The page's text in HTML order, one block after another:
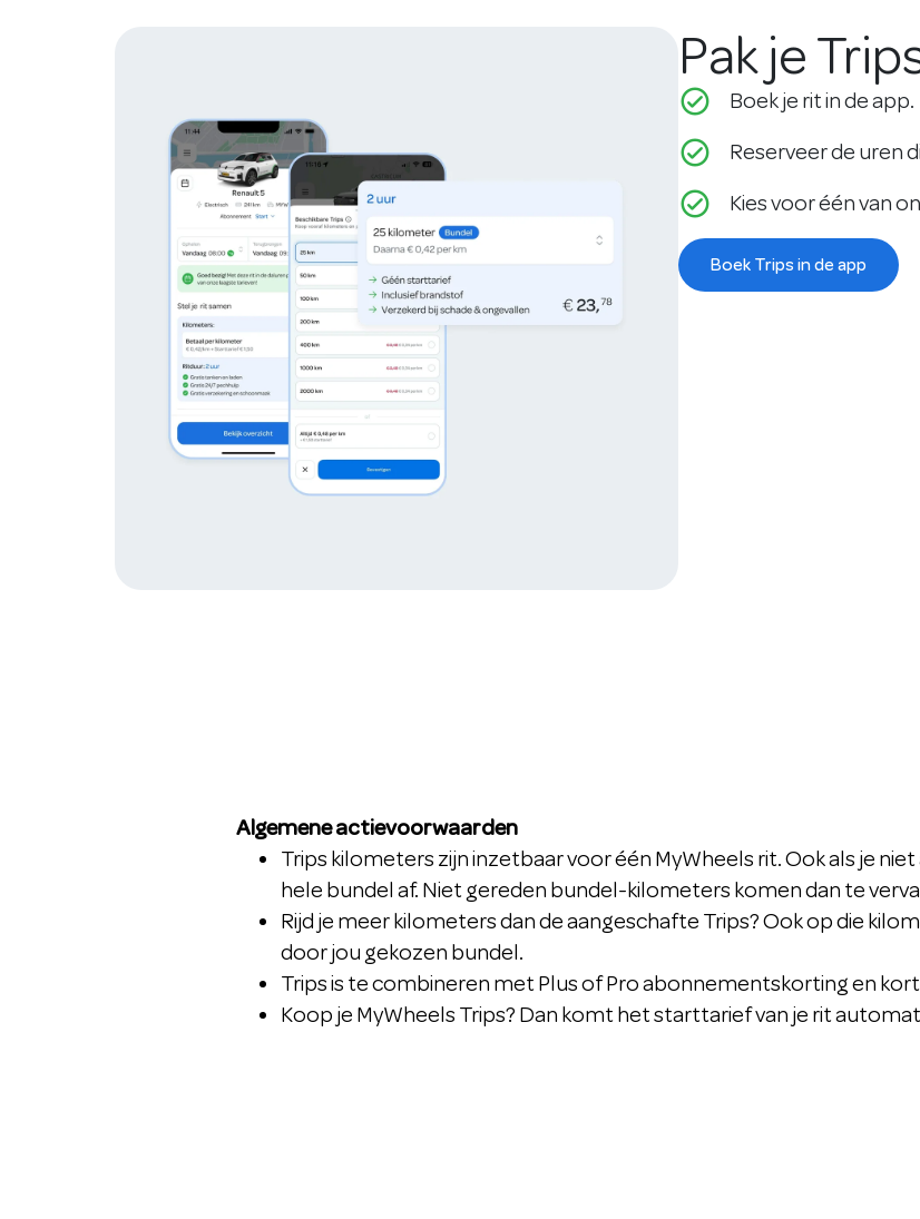
Pak je
check_circle_outline Boek je rit in de app.
check_circle_outline Reserveer de uren
check_circle_outline Kies voor één van
Boek Trips in de app
Algemene actievoorwaarden
Trips kilometers zijn inzetbaar voor één MyWheels rit. Ook als je
hele bundel af. Niet gereden bundel-kilometers komen dan te
Rijd je meer kilometers dan de aangeschafte Trips? Ook op die
door jou gekozen bundel.
Trips is te combineren met Plus of Pro abonnementskorting en
Koop je MyWheels Trips? Dan komt het starttarief van je rit